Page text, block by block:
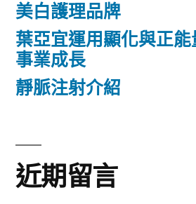
美白護理品牌
葉亞宜運用顯化與正
事業成長
靜脈注射介紹
近期留言